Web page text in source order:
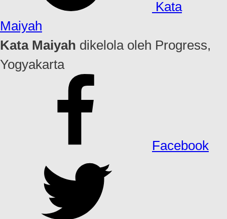
Kata
Maiyah
Kata Maiyah dikelola oleh Progress,
Yogyakarta
Facebook